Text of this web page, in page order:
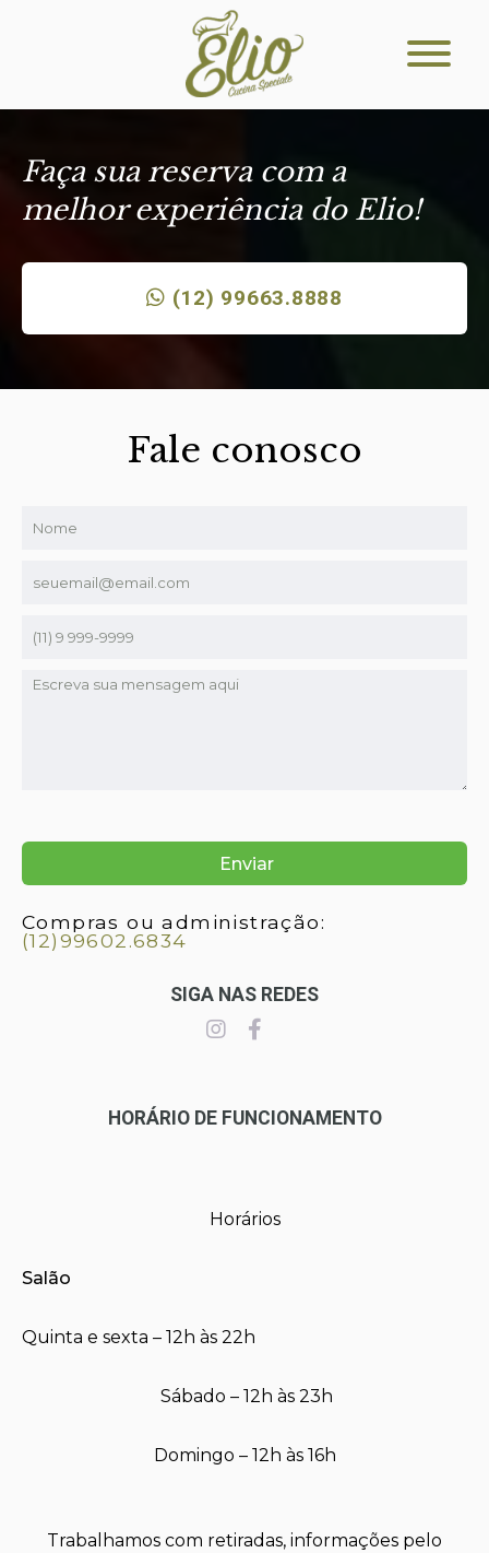
Faça sua reserva com a
melhor experiência do Elio!
(12) 99663.8888
Fale conosco
HORÁRIO DE FUNCIONAMENTO
Horários
Salão
Quinta e sexta – 12h às 22h
Sábado – 12h às 23h
Domingo – 12h às 16h
Trabalhamos com retiradas, informações pelo
Compras ou administração:
(12)99602.6834
SIGA NAS REDES